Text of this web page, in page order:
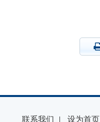
联系我们 | 设为首页